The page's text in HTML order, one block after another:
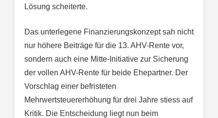
Lösung scheiterte.
Das unterlegene Finanzierungskonzept sah nicht
nur höhere Beiträge für die 13. AHV-Rente vor,
sondern auch eine Mitte-Initiative zur Sicherung
der vollen AHV-Rente für beide Ehepartner. Der
Vorschlag einer befristeten
Mehrwertsteuererhöhung für drei Jahre stiess auf
Kritik. Die Entscheidung liegt nun beim